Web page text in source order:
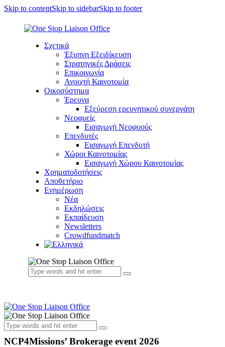
Skip to contentSkip to sidebarSkip to footer
Σχετικά
Έξυπνη Εξειδίκευση
Στρατηγικές Δράσεις
Επικοινωνία
Ανοιχτή Καινοτομία
Οικοσύστημα
Έρευνα
Εξεύρεση ερευνητικού συνεργάτη
Νεοφυείς
Εισαγωγή Νεοφυούς
Επενδυτές
Εισαγωγή Επενδυτή
Χώροι Καινοτομίας
Εισαγωγή Χώρου Καινοτομίας
Χρηματοδοτήσεις
Αποθετήριο
Ενημέρωση
Νέα
Εκδηλώσεις
Εκπαίδευση
Newsletters
Crowdfundmatch
NCP4Missions’ Brokerage event 2026